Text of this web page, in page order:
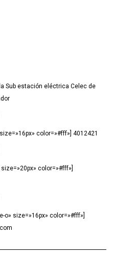
Sub estación eléctrica Celec de
color=»#fff»] 4012421
color=»#fff»]
o» size=»16px» color=»#fff»]